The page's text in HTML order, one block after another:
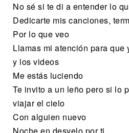
No sé si te di a entender lo
Dedicarte mis canciones,
Por lo que veo
Llamas mi atención para que
y los videos
Me estás luciendo
Te invito a un leño pero si lo
viajar el cielo
Con alguien nuevo